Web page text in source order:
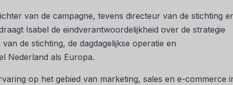
van de campagne, tevens directeur van de stichting
Isabel de eindverantwoordelijkheid over de strategie
de stichting, de dagdagelijkse operatie en
Nederland als Europa.
op het gebied van marketing, sales en e-commerce